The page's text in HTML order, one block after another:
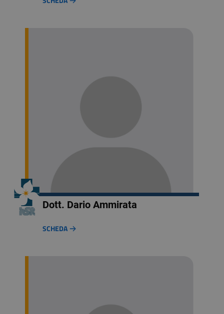
Dott. Dario Ammirata
SCHEDA